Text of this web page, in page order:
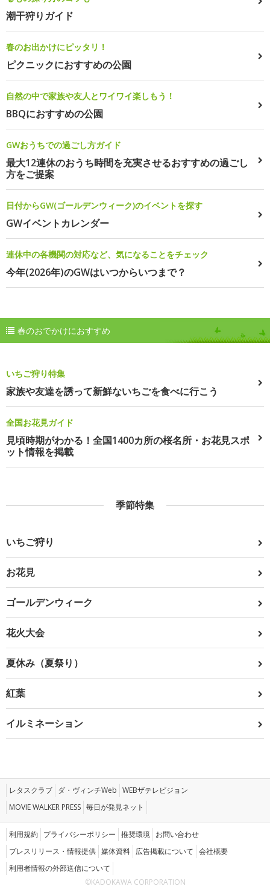
潮干狩りガイド
春のお出かけにピッタリ！
ピクニックにおすすめの公園
自然の中で家族や友人とワイワイ楽しもう！
BBQにおすすめの公園
GWおうちでの過ごし方ガイド
最大12連休のおうち時間を充実させるおすすめの過ごし
方をご提案
日付からGW(ゴールデンウィーク)のイベントを探す
GWイベントカレンダー
連休中の各機関の対応など、気になることをチェック
今年(2026年)のGWはいつからいつまで？
春のおでかけにおすすめ
いちご狩り特集
家族や友達を誘って新鮮ないちごを食べに行こう
全国お花見ガイド
見頃時期がわかる！全国1400カ所の桜名所・お花見スポ
ット情報を掲載
季節特集
いちご狩り
お花見
ゴールデンウィーク
花火大会
夏休み（夏祭り）
紅葉
イルミネーション
レタスクラブ ダ・ヴィンチWeb WEBザテレビジョン
MOVIE WALKER PRESS 毎日が発見ネット
利用規約 プライバシーポリシー 推奨環境 お問い合わせ
プレスリリース・情報提供 媒体資料 広告掲載について 会社概要
利用者情報の外部送信について
©KADOKAWA CORPORATION